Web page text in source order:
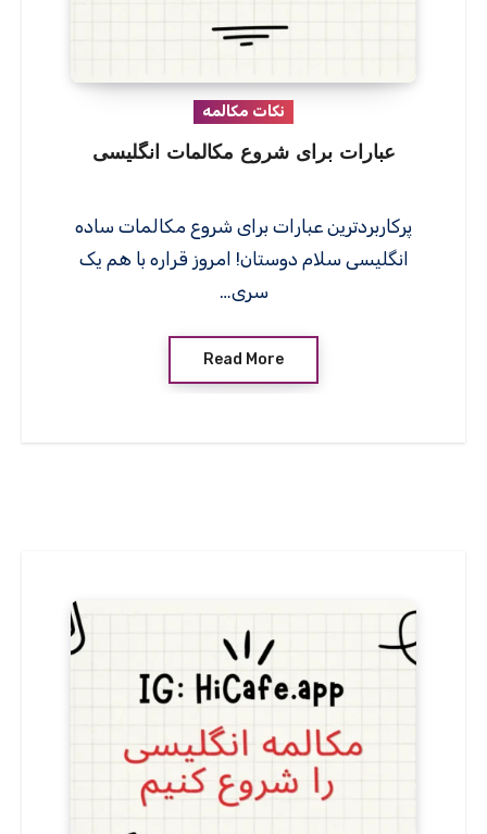
نکات مکالمه
عبارات برای شروع مکالمات انگلیسی
پرکاربردترین عبارات برای شروع مکالمات ساده
انگلیسی سلام دوستان! امروز قراره با هم یک
سری…
Read More